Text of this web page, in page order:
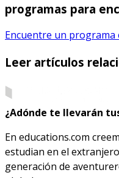
programas para
Encuentre un programa
Leer artículos
¿Adónde te llevarán
En educations.com
estudian en el
generación de